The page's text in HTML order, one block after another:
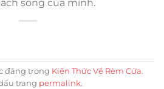
sống của mình.
đăng trong Kiến Thức Về Rèm Cửa.
trang permalink.